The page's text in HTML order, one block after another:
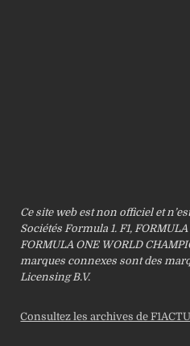
Ce site web est non officiel et
Sociétés Formula 1. F1,
FORMULA ONE WORLD
marques connexes sont des
Licensing B.V.
Consultez les archives de